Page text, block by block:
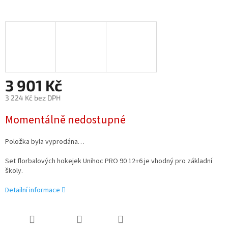
3 901 Kč
3 224 Kč bez DPH
cena:
Momentálně nedostupné
Položka byla vyprodána…
Set florbalových hokejek Unihoc PRO 90 12+6 je vhodný pro základní
školy.
Detailní informace